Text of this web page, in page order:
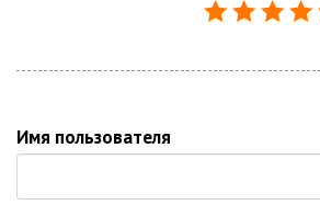
Имя пользователя